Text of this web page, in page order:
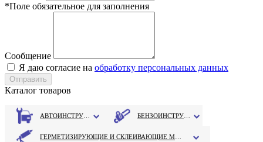
*Поле обязательное для заполнения
Сообщение
Я даю согласие на обработку персональных данных
Каталог товаров